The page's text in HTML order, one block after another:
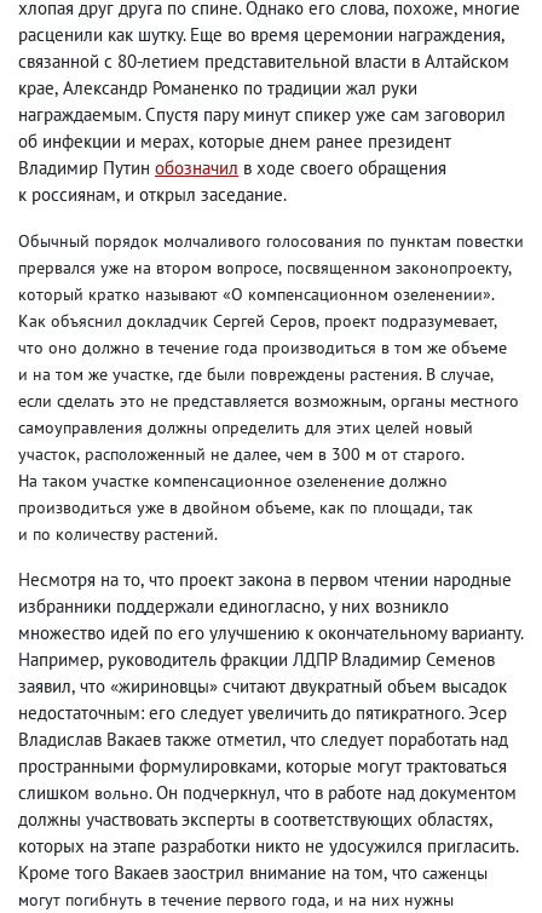
хлопая друг друга по спине. Однако его слова, похоже, многие
расценили как шутку. Еще во время церемонии награждения,
связанной с 80-летием представительной власти в Алтайском
крае, Александр Романенко по традиции жал руки
награждаемым. Спустя пару минут спикер уже сам заговорил
об инфекции и мерах, которые днем ранее президент
Владимир Путин обозначил в ходе своего обращения
к россиянам, и открыл заседание.
Обычный порядок молчаливого голосования по пунктам повестки
прервался уже на втором вопросе, посвященном законопроекту,
который кратко называют «О компенсационном озеленении».
Как объяснил докладчик Сергей Серов, проект подразумевает,
что оно должно в течение года производиться в том же объеме
и на том же участке, где были повреждены растения. В случае,
если сделать это не представляется возможным, органы местного
самоуправления должны определить для этих целей новый
участок, расположенный не далее, чем в 300 м от старого.
На таком участке компенсационное озеленение должно
производиться уже в двойном объеме, как по площади, так
и по количеству растений.
Несмотря на то, что проект закона в первом чтении народные
избранники поддержали единогласно, у них возникло
множество идей по его улучшению к окончательному варианту.
Например, руководитель фракции ЛДПР Владимир Семенов
заявил, что «жириновцы» считают двукратный объем высадок
недостаточным: его следует увеличить до пятикратного. Эсер
Владислав Вакаев также отметил, что следует поработать над
пространными формулировками, которые могут трактоваться
слишком вольно. Он подчеркнул, что в работе над документом
должны участвовать эксперты в соответствующих областях,
которых на этапе разработки никто не удосужился пригласить.
Кроме того Вакаев заострил внимание на том, что саженцы
могут погибнуть в течение первого года, и на них нужны